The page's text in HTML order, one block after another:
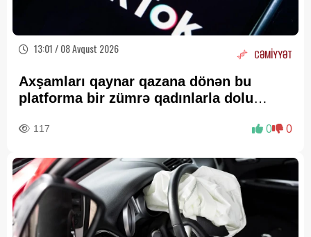
13:01 / 08 Avqust 2026 CƏMİYYƏT
Axşamları qaynar qazana dönən bu
platforma bir zümrə qadınlarla dolu
117 0 0